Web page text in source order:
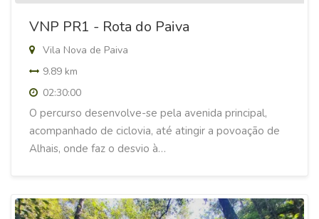
VNP PR1 - Rota do Paiva
Vila Nova de Paiva
9.89 km
02:30:00
O percurso desenvolve-se pela avenida principal,
acompanhado de ciclovia, até atingir a povoação de
Alhais, onde faz o desvio à…